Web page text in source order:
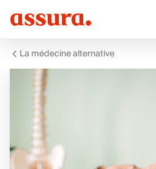
La médecine alternative